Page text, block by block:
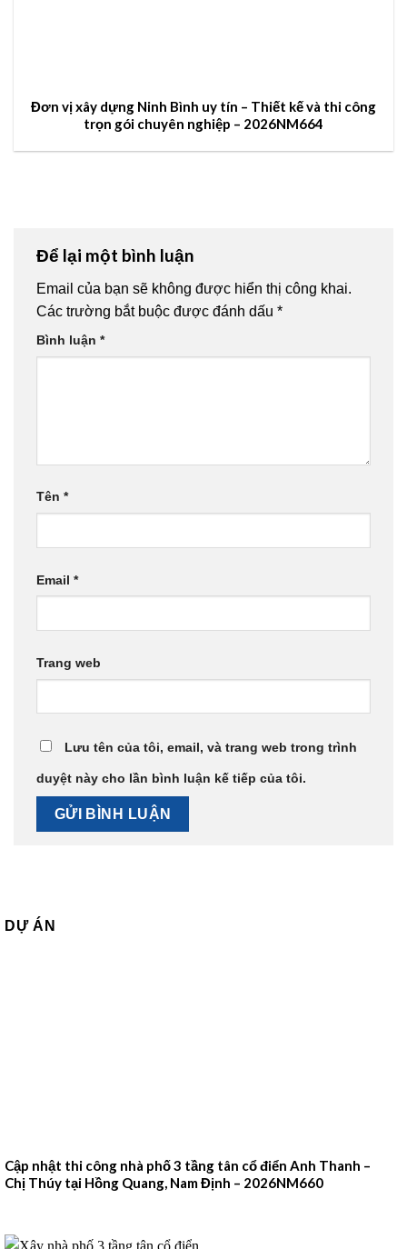
Đơn vị xây dựng Ninh Bình uy tín – Thiết kế và thi công
trọn gói chuyên nghiệp – 2026NM664
Để lại một bình luận
Email của bạn sẽ không được hiển thị công khai.
Các trường bắt buộc được đánh dấu *
Bình luận *
Tên *
Email *
Trang web
Lưu tên của tôi, email, và trang web trong trình
duyệt này cho lần bình luận kế tiếp của tôi.
DỰ ÁN
Cập nhật thi công nhà phố 3 tầng tân cổ điển Anh Thanh –
Chị Thúy tại Hồng Quang, Nam Định – 2026NM660